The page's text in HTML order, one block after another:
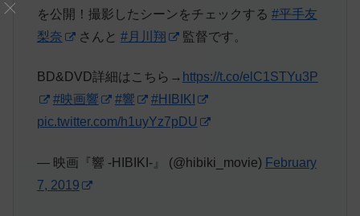
を公開！撮影したシーンをチェックする #平手友
梨奈
さんと #月川翔 監督です。
BD&DVD詳細はこちら→ https://t.co/elC1STYu3P
#映画響
#響
#HIBIKI
pic.twitter.com/h1uyYz7pDU
— 映画『響 -HIBIKI-』 (@hibiki_movie) February
7, 2019